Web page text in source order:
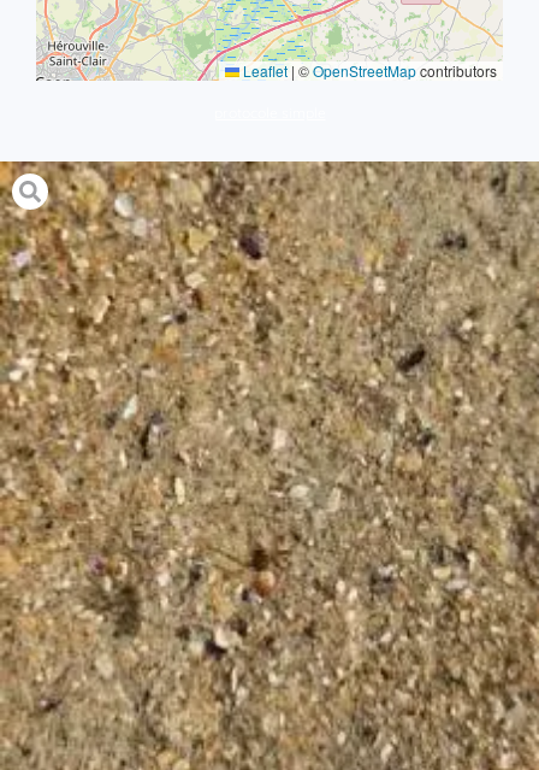
Leaflet | ©OpenStreetMapcontributors